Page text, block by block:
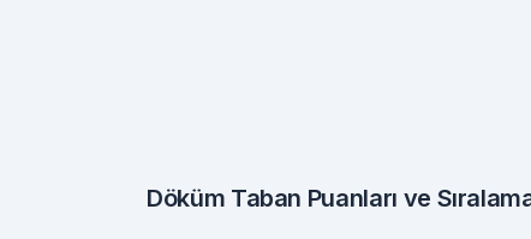
Döküm Taban Puanları ve